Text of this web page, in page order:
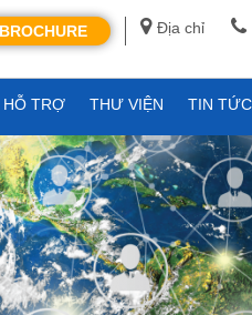
Địa chỉ
HỖ TRỢ THƯ VIỆN TIN TỨC